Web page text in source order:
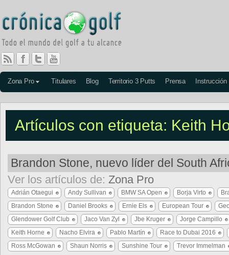
Zona Pro Titulares Blog Territorio 3 Putts Prensa Instrucción
Artículos con etiqueta: Keith
Brandon Stone, nuevo líder del South
Ver los artículos de: Zona Pro
Adrián Otaegui Andy Sullivan BMW SA Open Borja Virto
Brandon Stone
Daniel Brooks Ernie Els European Tour
Glendower Golf Club
Jaco Van Zyl Jbe Kruger
Jorge Campillo
Keith Horne
Nacho Elvira Pablo Martín
Race to Dubai 2016
Ross McGowan
Shaun Norris Sunshine Tour Trevor Immelman